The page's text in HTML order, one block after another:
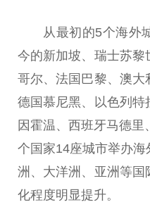
从最初的5个海外
今的新加坡、瑞士苏黎
哥尔、法国巴黎、澳大
德国慕尼黑、以色列特
因霍温、西班牙马德
个国家14座城市举办
洲、大洋洲、亚洲等
化程度明显提升。